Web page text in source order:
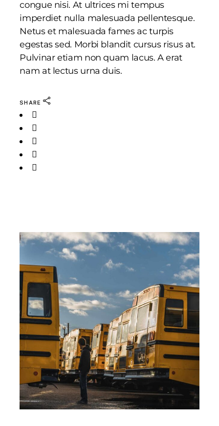
congue nisi. At ultrices mi tempus
imperdiet nulla malesuada pellentesque.
Netus et malesuada fames ac turpis
egestas sed. Morbi blandit cursus risus at.
Pulvinar etiam non quam lacus. A erat
nam at lectus urna duis.
SHARE